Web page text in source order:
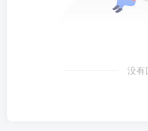
没有